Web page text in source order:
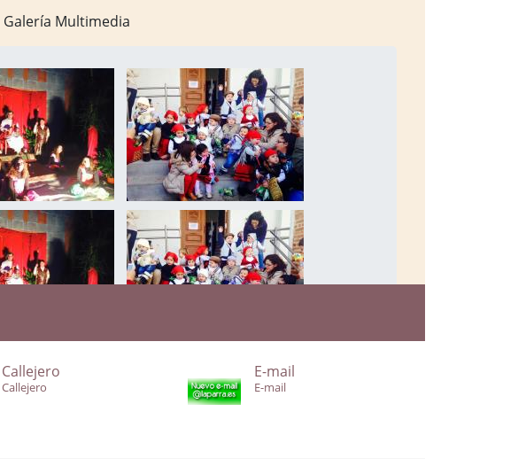
Galería Multimedia
Callejero
Callejero
E-mail
E-mail